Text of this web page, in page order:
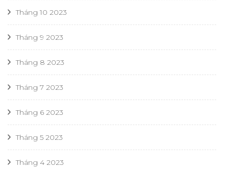
Tháng 10 2023
Tháng 9 2023
Tháng 8 2023
Tháng 7 2023
Tháng 6 2023
Tháng 5 2023
Tháng 4 2023